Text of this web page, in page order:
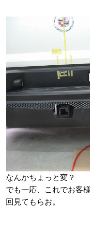
なんかちょっと変？
でも一応、これでお客
回見てもらお。